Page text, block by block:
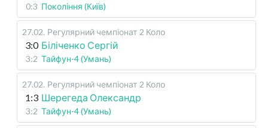
0:3 Покоління (Київ)
27.02. Регулярний чемпіонат 2 Коло
3:0 Біліченко Сергій
3:2 Тайфун-4 (Умань)
27.02. Регулярний чемпіонат 2 Коло
1:3 Шерегеда Олександр
3:2 Тайфун-4 (Умань)